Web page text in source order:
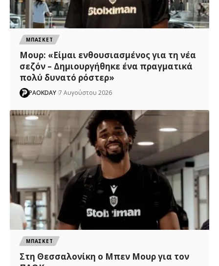
ΜΠΑΣΚΕΤ
Μουρ: «Είμαι ενθουσιασμένος για τη νέα
σεζόν – Δημιουργήθηκε ένα πραγματικά
πολύ δυνατό ρόστερ»
PAOKDAY 7 Αυγούστου 2026
ΜΠΑΣΚΕΤ
Στη Θεσσαλονίκη ο Μπεν Μουρ για τον